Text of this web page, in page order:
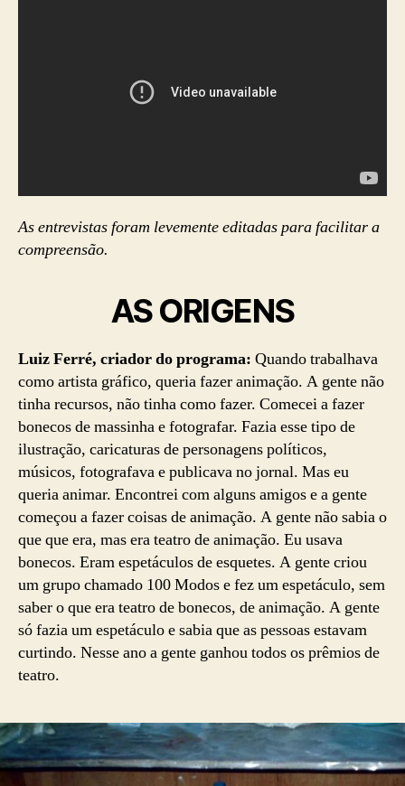
As entrevistas foram levemente editadas para facilitar a
compreensão.
AS ORIGENS
Luiz Ferré, criador do programa: Quando trabalhava
como artista gráfico, queria fazer animação. A gente não
tinha recursos, não tinha como fazer. Comecei a fazer
bonecos de massinha e fotografar. Fazia esse tipo de
ilustração, caricaturas de personagens políticos,
músicos, fotografava e publicava no jornal. Mas eu
queria animar. Encontrei com alguns amigos e a gente
começou a fazer coisas de animação. A gente não sabia o
que que era, mas era teatro de animação. Eu usava
bonecos. Eram espetáculos de esquetes. A gente criou
um grupo chamado 100 Modos e fez um espetáculo, sem
saber o que era teatro de bonecos, de animação. A gente
só fazia um espetáculo e sabia que as pessoas estavam
curtindo. Nesse ano a gente ganhou todos os prêmios de
teatro.